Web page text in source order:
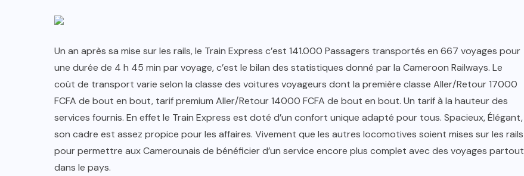
Un an après sa mise sur les rails, le Train Express c’est 141.000 Passagers transportés en 667 voyages pour
une durée de 4 h 45 min par voyage, c’est le bilan des statistiques donné par la Cameroon Railways. Le
coût de transport varie selon la classe des voitures voyageurs dont la première classe Aller/Retour 17000
FCFA de bout en bout, tarif premium Aller/Retour 14000 FCFA de bout en bout. Un tarif à la hauteur des
services fournis. En effet le Train Express est doté d’un confort unique adapté pour tous. Spacieux, Élégant,
son cadre est assez propice pour les affaires. Vivement que les autres locomotives soient mises sur les rails
pour permettre aux Camerounais de bénéficier d’un service encore plus complet avec des voyages partout
dans le pays.